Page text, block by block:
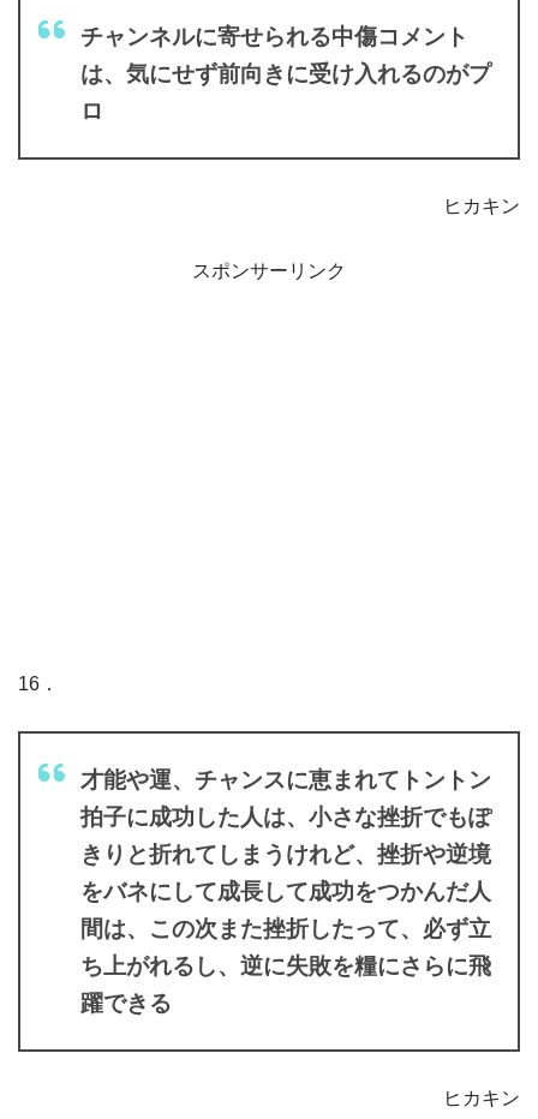
チャンネルに寄せられる中傷コメント
は、気にせず前向きに受け入れるのがプ
ロ
ヒカキン
スポンサーリンク
16．
才能や運、チャンスに恵まれてトントン
拍子に成功した人は、小さな挫折でもぽ
きりと折れてしまうけれど、挫折や逆境
をバネにして成長して成功をつかんだ人
間は、この次また挫折したって、必ず立
ち上がれるし、逆に失敗を糧にさらに飛
躍できる
ヒカキン